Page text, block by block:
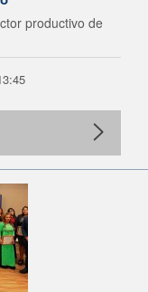
productivo de